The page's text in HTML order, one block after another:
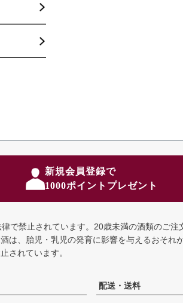
新規会員登録で
1000ポイントプレゼント
で禁止されています。 20歳未満の酒類のご注
は、胎児・乳児の発育に影響を与えるおそれ
されています。
配送・送料